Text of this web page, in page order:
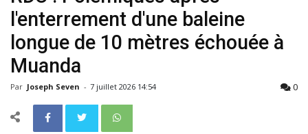
l'enterrement d'une baleine
longue de 10 mètres échouée à
Muanda
Par Joseph Seven - 7 juillet 2026 14:54 0